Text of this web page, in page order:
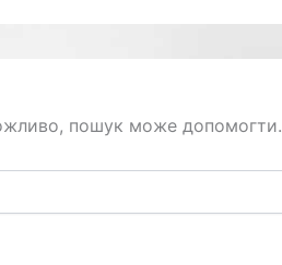
пошук може допомогти.